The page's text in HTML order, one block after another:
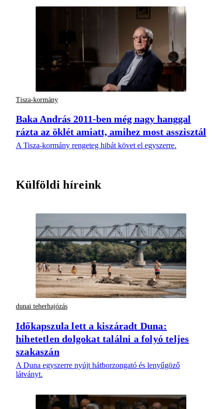
Tisza-kormány
Baka András 2011-ben még nagy hanggal
rázta az öklét amiatt, amihez most asszisztál
A Tisza-kormány rengeteg hibát követ el egyszerre.
Külföldi híreink
dunai teherhajózás
Időkapszula lett a kiszáradt Duna:
hihetetlen dolgokat találni a folyó teljes
szakaszán
A Duna egyszerre nyújt hátborzongató és lenyűgöző
látványt.